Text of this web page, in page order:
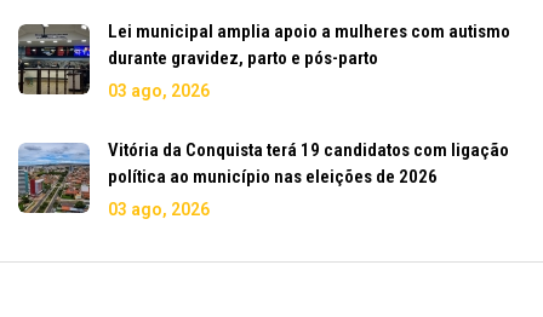
Lei municipal amplia apoio a mulheres com autismo
durante gravidez, parto e pós-parto
03 ago, 2026
Vitória da Conquista terá 19 candidatos com ligação
política ao município nas eleições de 2026
03 ago, 2026